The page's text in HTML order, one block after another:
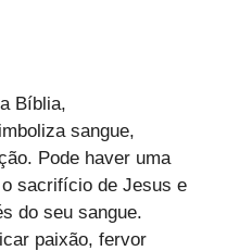
Bíblia,
sangue,
Pode haver uma
sacrifício de Jesus e
do seu sangue.
paixão, fervor